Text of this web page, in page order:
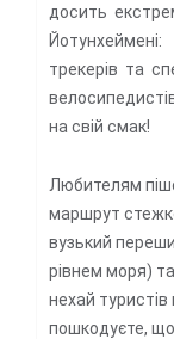
досить
трекерів та
на свій смак!
Любителям
маршрут
вузький
рівнем моря)
нехай
пошкодуєте,